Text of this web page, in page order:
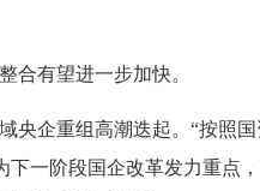
有望进一步加快。
企重组高潮迭起。“按照国
下一阶段国企改革发力重点